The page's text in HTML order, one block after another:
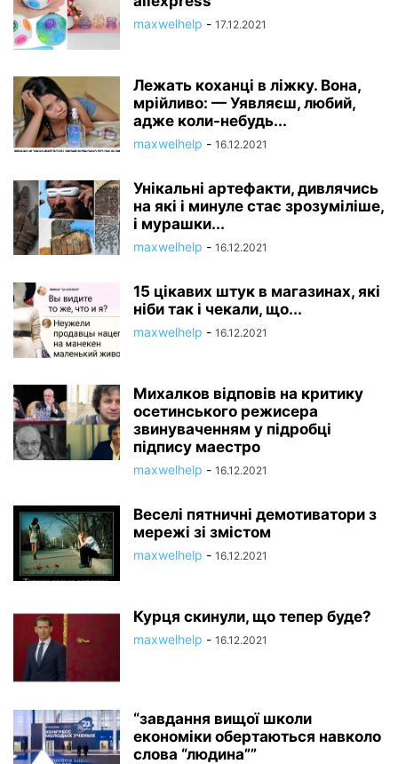
maxwelhelp - 17.12.2021
Лежать коханці в ліжку. Вона,
мрійливо: — Уявляєш, любий,
адже коли-небудь...
maxwelhelp - 16.12.2021
Унікальні артефакти, дивлячись
на які і минуле стає зрозуміліше,
і мурашки...
maxwelhelp - 16.12.2021
15 цікавих штук в магазинах, які
ніби так і чекали, що...
maxwelhelp - 16.12.2021
Михалков відповів на критику
осетинського режисера
звинуваченням у підробці
підпису маестро
maxwelhelp - 16.12.2021
Веселі пятничні демотиватори з
мережі зі змістом
maxwelhelp - 16.12.2021
Курця скинули, що тепер буде?
maxwelhelp - 16.12.2021
“завдання вищої школи
економіки обертаються навколо
слова “людина””